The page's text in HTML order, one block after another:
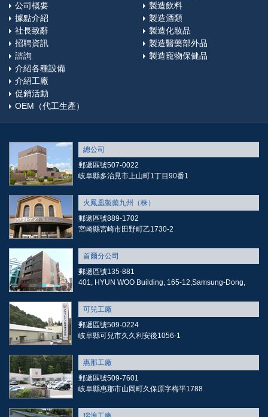
公司概要
據點介紹
社長致辭
招聘資訊
諮詢
製造飲料
製造酒類
製造化妝品
製造醫藥部外品
製造寵物保健品
介紹各種設備
介紹工廠
促銷活動
OEM（代工生產）
總公司
郵遞區號507-0022
岐阜縣多治見市上山町1丁目90番1
火鳳凰製藥九州（株）
郵遞區號889-1702
宮崎縣宮崎市田野町乙1730-2
首爾分公司
郵遞區號135-881
401, HYUN WOO Building, 165-12,Samsung-Dong,
可兒工廠
郵遞區號509-0224
岐阜縣可兒市久久利安後1056-1
惠那工廠
郵遞區號509-7601
岐阜縣惠那市山岡町久保原字梅平1788